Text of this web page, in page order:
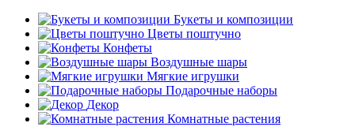
Букеты и композиции
Цветы поштучно
Конфеты
Воздушные шары
Мягкие игрушки
Подарочные наборы
Декор
Комнатные растения